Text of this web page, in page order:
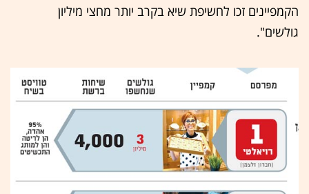
הקמפיינים זכו לחשיפת שיא בקרב יותר מחצי מיליון
גולשים".